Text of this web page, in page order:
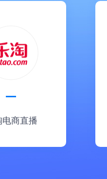
电商直播